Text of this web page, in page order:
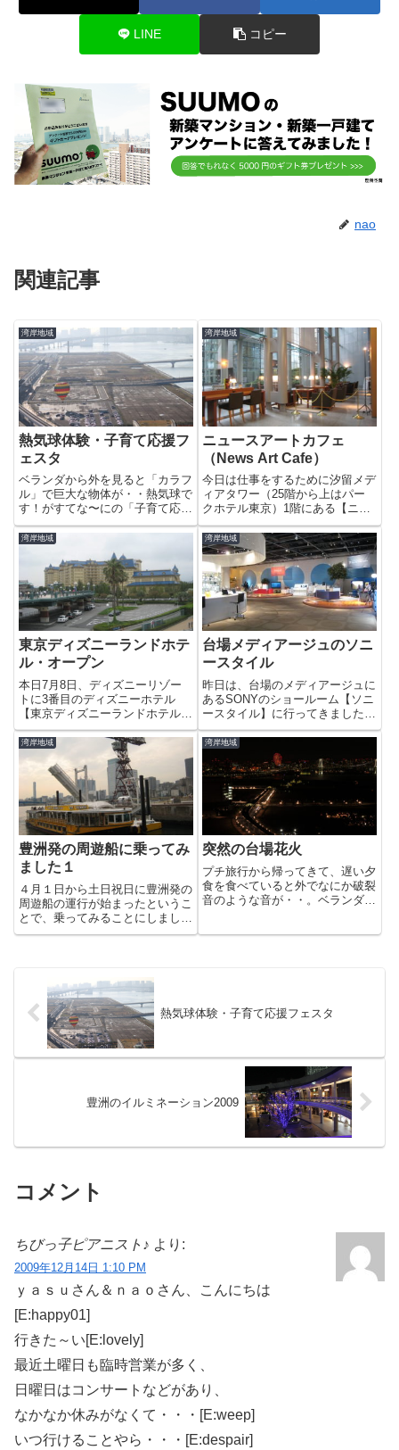
LINE コピー
nao
関連記事
湾岸地域
熱気球体験・子育て応援フ
ェスタ
ベランダから外を見ると「カラフ
ル」で巨大な物体が・・熱気球で
す！がすてな〜にの「子育て応援
フェスタ」のイベントの一つらし
いです。そんなに高くは上がって
いませんでしたが（地上約10-15
メートルの高さまで上昇）楽し
そ〜っ♪広い土地があって、電...
湾岸地域
ニュースアートカフェ
（News Art Cafe）
今日は仕事をするために汐留メデ
ィアタワー（25階から上はパー
クホテル東京）1階にある【ニュ
ースアートカフェ】に行ってきま
した。ゆりかもめ汐留駅と直結し
ているので豊洲からも行きやすい
です。店内には、このようにニュ
ースが流れている電光掲示板も
あ...
湾岸地域
東京ディズニーランドホテ
ル・オープン
本日7月8日、ディズニーリゾー
トに3番目のディズニーホテル
【東京ディズニーランドホテル】
がオープンしました！豊洲からだ
と舞浜まで新木場経由で15分ぐ
らいなのでちょっと、見てくるこ
とにしました。ヴィクトリア朝様
式の建物はとてもゴージャス。デ
ィ...
湾岸地域
台場メディアージュのソニ
ースタイル
昨日は、台場のメディアージュに
あるSONYのショールーム【ソニ
ースタイル】に行ってきました。
お目当ては、大画面液晶テレビの
「BRAVIA」の展示です。今、利
用しているテレビもソニー製です
が2000年に購入した分厚いブラ
ウン管テレビなので今の...
湾岸地域
豊洲発の周遊船に乗ってみ
ました１
４月１日から土日祝日に豊洲発の
周遊船の運行が始まったというこ
とで、乗ってみることにしまし
た。１３〜１７時までの各００分
私達が乗船したのは１４時発の海
舟...
湾岸地域
突然の台場花火
プチ旅行から帰ってきて、遅い夕
食を食べていると外でなにか破裂
音のような音が・・。ベランダに
熱気球体験・子育て応援フェスタ
豊洲のイルミネーション2009
コメント
ちびっ子ピアニスト♪ より:
2009年12月14日 1:10 PM
ｙａｓｕさん＆ｎａｏさん、こんにちは
[E:happy01]
行きた～い[E:lovely]
最近土曜日も臨時営業が多く、
日曜日はコンサートなどがあり、
なかなか休みがなくて・・・[E:weep]
いつ行けることやら・・・[E:despair]